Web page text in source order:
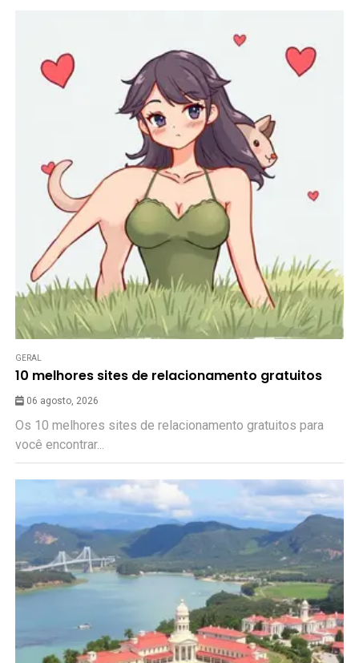
GERAL
10 melhores sites de relacionamento gratuitos
06 agosto, 2026
Os 10 melhores sites de relacionamento gratuitos para
você encontrar...